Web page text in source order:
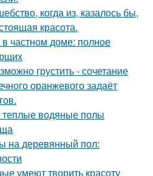
когда из, казалось бы,
красота.
частном доме: полное
грустить - сочетание
оранжевого задаёт
теплые водяные полы
на деревянный пол:
умеют творить красоту